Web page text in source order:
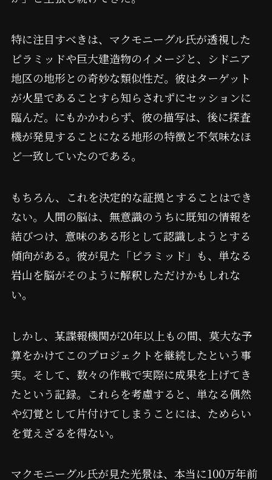
特に注目すべきは、マクモニーグル氏が透視した
ピラミッドや巨大建造物のイメージと、シドニア
地区の地形との奇妙な類似性だ。彼はターゲット
が火星であることすら知らされずにセッションに
臨んだ。にもかかわらず、彼の描写は、後に探査
機が発見することになる地形の特徴と不気味なほ
ど一致していたのである。
もちろん、これを決定的な証拠とすることはでき
ない。人間の脳は、無意識のうちに既知の情報を
結びつけ、意味のある形として認識しようとする
傾向がある。彼が見た「ピラミッド」も、単なる
岩山を脳がそのように解釈しただけかもしれな
い。
しかし、某諜報機関が20年以上もの間、莫大な予
算をかけてこのプロジェクトを継続したという事
実。そして、数々の作戦で実際に成果を上げてき
たという記録。これらを考慮すると、単なる偶然
や幻覚として片付けてしまうことには、ためらい
を覚えざるを得ない。
マクモニーグル氏が見た光景は、本当に100万年前